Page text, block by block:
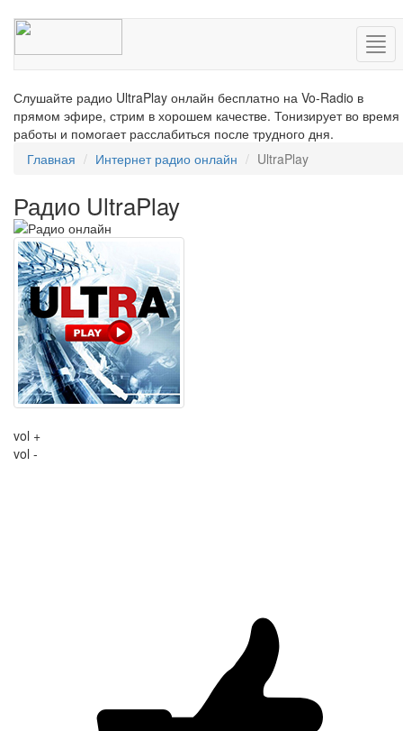
Слушайте радио UltraPlay онлайн бесплатно на Vo-Radio в
прямом эфире, стрим в хорошем качестве. Тонизирует во время
работы и помогает расслабиться после трудного дня.
Главная
Интернет радио онлайн UltraPlay
Радио UltraPlay
vol +
vol -